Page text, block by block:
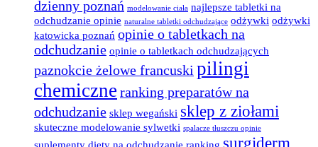
dzienny poznań modelowanie ciała najlepsze tabletki na
odchudzanie opinie naturalne tabletki odchudzające odżywki odżywki
katowicka poznań opinie o tabletkach na
odchudzanie opinie o tabletkach odchudzających
paznokcie żelowe francuski pilingi
chemiczne ranking preparatów na
odchudzanie sklep wegański sklep z ziołami
skuteczne modelowanie sylwetki spalacze tłuszczu opinie
surgiderm